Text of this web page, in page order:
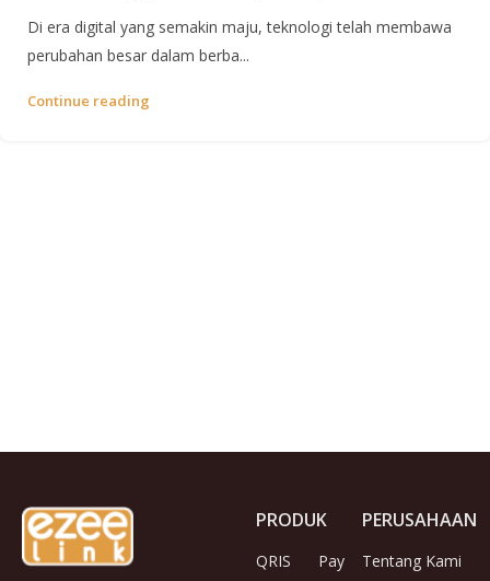
Di era digital yang semakin maju, teknologi telah membawa
perubahan besar dalam berba...
Continue reading
PRODUK
QRIS
Pay
PERUSAHAAN
Tentang Kami